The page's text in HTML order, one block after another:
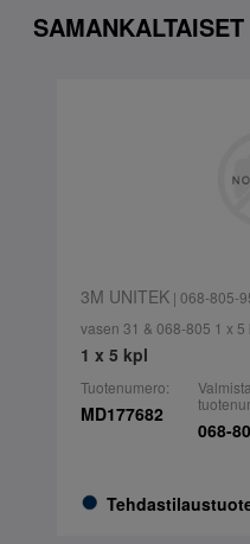
3M UNITEK| 068-805-
vasen 31 & 068-805 1 x 5
1 x 5 kpl
Tuotenumero:
MD177682
068-